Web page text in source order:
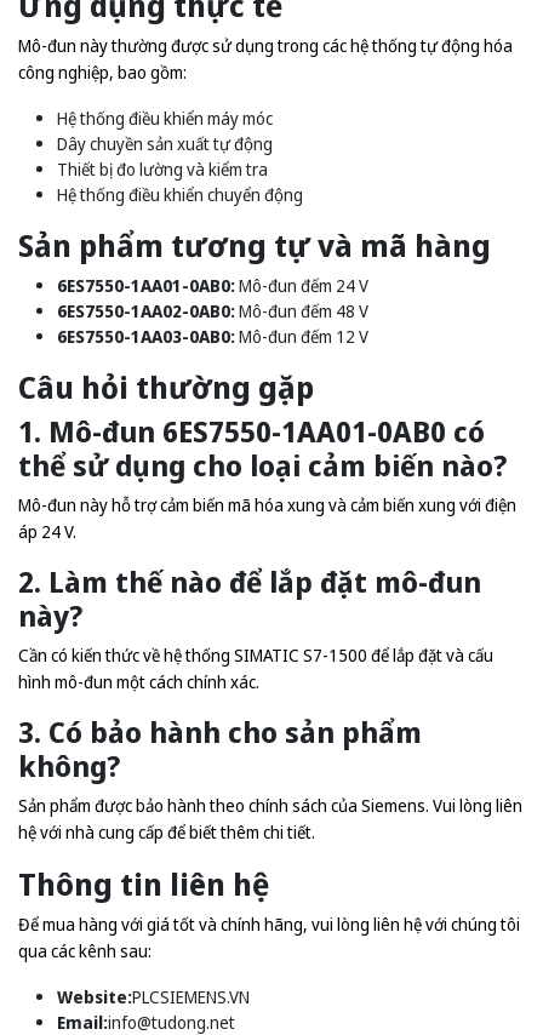
Mô-đun này thường được sử dụng trong các hệ thống tự động hóa
công nghiệp, bao gồm:
Hệ thống điều khiển máy móc
Dây chuyền sản xuất tự động
Thiết bị đo lường và kiểm tra
Hệ thống điều khiển chuyển động
Sản phẩm tương tự và mã hàng
6ES7550-1AA01-0AB0:Mô-đun đếm 24 V
6ES7550-1AA02-0AB0:Mô-đun đếm 48 V
6ES7550-1AA03-0AB0:Mô-đun đếm 12 V
Câu hỏi thường gặp
1. Mô-đun 6ES7550-1AA01-0AB0 có
thể sử dụng cho loại cảm biến nào?
Mô-đun này hỗ trợ cảm biến mã hóa xung và cảm biến xung với điện
áp 24 V.
2. Làm thế nào để lắp đặt mô-đun
này?
Cần có kiến thức về hệ thống SIMATIC S7-1500 để lắp đặt và cấu
hình mô-đun một cách chính xác.
3. Có bảo hành cho sản phẩm
không?
Sản phẩm được bảo hành theo chính sách của Siemens. Vui lòng liên
hệ với nhà cung cấp để biết thêm chi tiết.
Thông tin liên hệ
Để mua hàng với giá tốt và chính hãng, vui lòng liên hệ với chúng tôi
qua các kênh sau:
Website:PLCSIEMENS.VN
Email:info@tudong.net